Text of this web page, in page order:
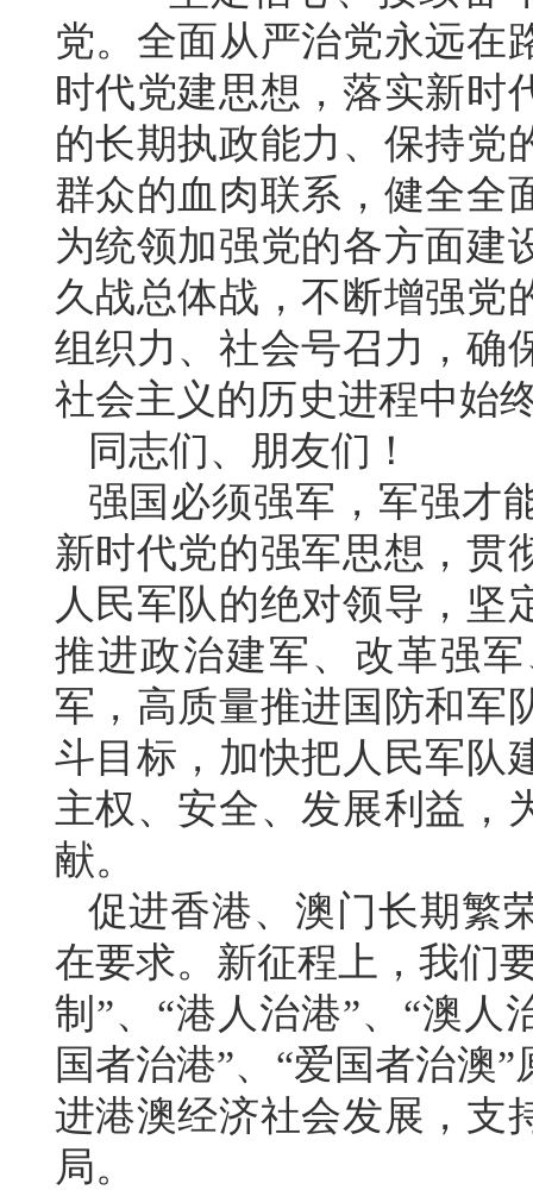
党。全面从严治党永远在
时代党建思想，落实新时
的长期执政能力、保持党
群众的血肉联系，健全全
为统领加强党的各方面建
久战总体战，不断增强党
组织力、社会号召力，确
社会主义的历史进程中始
同志们、朋友们！
强国必须强军，军强才
新时代党的强军思想，贯
人民军队的绝对领导，坚
推进政治建军、改革强
军，高质量推进国防和军
斗目标，加快把人民军队
主权、安全、发展利益，
献。
促进香港、澳门长期繁
在要求。新征程上，我们
制”、“港人治港”、“澳人
国者治港”、“爱国者治澳
进港澳经济社会发展，支
局。